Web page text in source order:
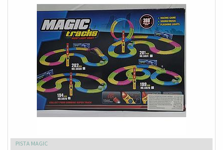
PISTA MAGIC